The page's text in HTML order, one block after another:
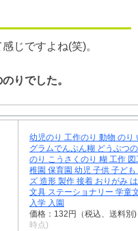
じですよね(笑)。
りでした。
幼児のり 工作のり 動物 のり
グラムでんぷん糊 どうぶつ
のり こうさくのり 糊 工作
稚園 保育園 幼児 子供 子ど
ズ 造形 製作 接着 おりがみ
文具 ステーショナリー 学童
入学 入園
価格：132円（税込、送料別)
時点)